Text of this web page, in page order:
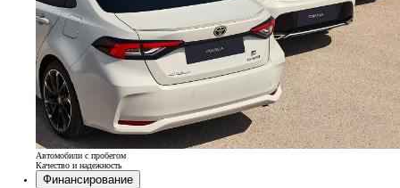
Автомобили с пробегом
Качество и надежность
Финансирование